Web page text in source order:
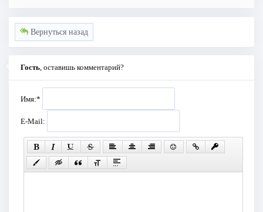
Вернуться назад
Гость, оставишь комментарий?
Имя:*
E-Mail: